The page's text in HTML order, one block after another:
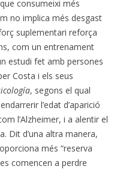
consumeixi més
no implica més desgast
suplementari reforça
com un entrenament
estudi fet amb persones
Costa i els seus
, segons el qual
l’edat d’aparició
l’Alzheimer, i a alentir el
Dit d’una altra manera,
més “reserva
comencen a perdre